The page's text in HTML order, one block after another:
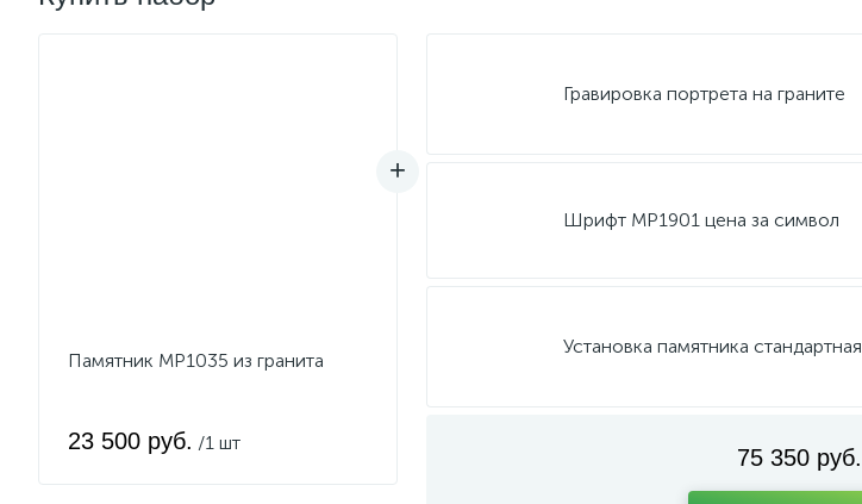
Памятник MP1035 из гранита
23 500 руб. /1 шт
Гравировка портрета на граните
Шрифт MP1901 цена за символ
Установка памятника стандартная
75 350 руб.